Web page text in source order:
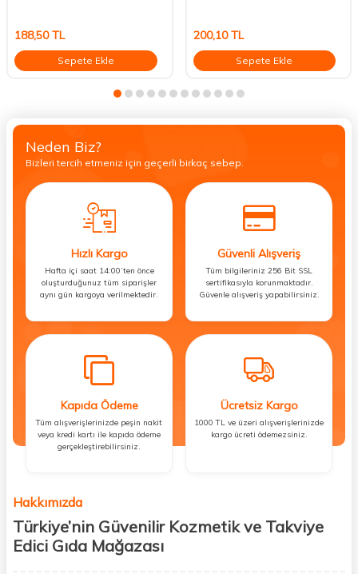
188,50TL
Sepete Ekle
200,10TL
Sepete Ekle
Neden Biz?
Bizleri tercih etmeniz için geçerli birkaç sebep.
Hızlı Kargo
Hafta içi saat 14:00’ten önce
oluşturduğunuz tüm siparişler
aynı gün kargoya verilmektedir.
Güvenli Alışveriş
Tüm bilgileriniz 256 Bit SSL
sertifikasıyla korunmaktadır.
Güvenle alışveriş yapabilirsiniz.
Kapıda Ödeme
Tüm alışverişlerinizde peşin nakit
veya kredi kartı ile kapıda ödeme
gerçekleştirebilirsiniz.
Ücretsiz Kargo
1000 TL ve üzeri alışverişlerinizde
kargo ücreti ödemezsiniz.
Hakkımızda
Türkiye’nin Güvenilir Kozmetik ve Takviye
Edici Gıda Mağazası